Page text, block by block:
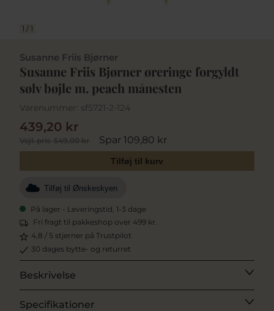
1 / 1
Susanne Friis Bjørner
Susanne Friis Bjørner øreringe forgyldt
sølv bøjle m. peach månesten
Varenummer: sf5721-2-124
Vejl. pris549,00 kr Spar 109,80 kr
439,20 kr
Tilføj til kurv
Tilføj til Ønskeskyen
På lager - Leveringstid, 1-3 dage
Fri fragt til pakkeshop over 499 kr.
4,8 / 5 stjerner på Trustpilot
30 dages bytte- og returret
Beskrivelse
Specifikationer